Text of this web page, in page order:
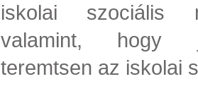
iskolai szociális
valamint, hogy
teremtsen az iskolai